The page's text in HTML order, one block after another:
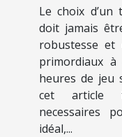
Le choix
doit jamais
robustesse et
primordiaux à
heures de jeu
cet article
necessaires
idéal,...